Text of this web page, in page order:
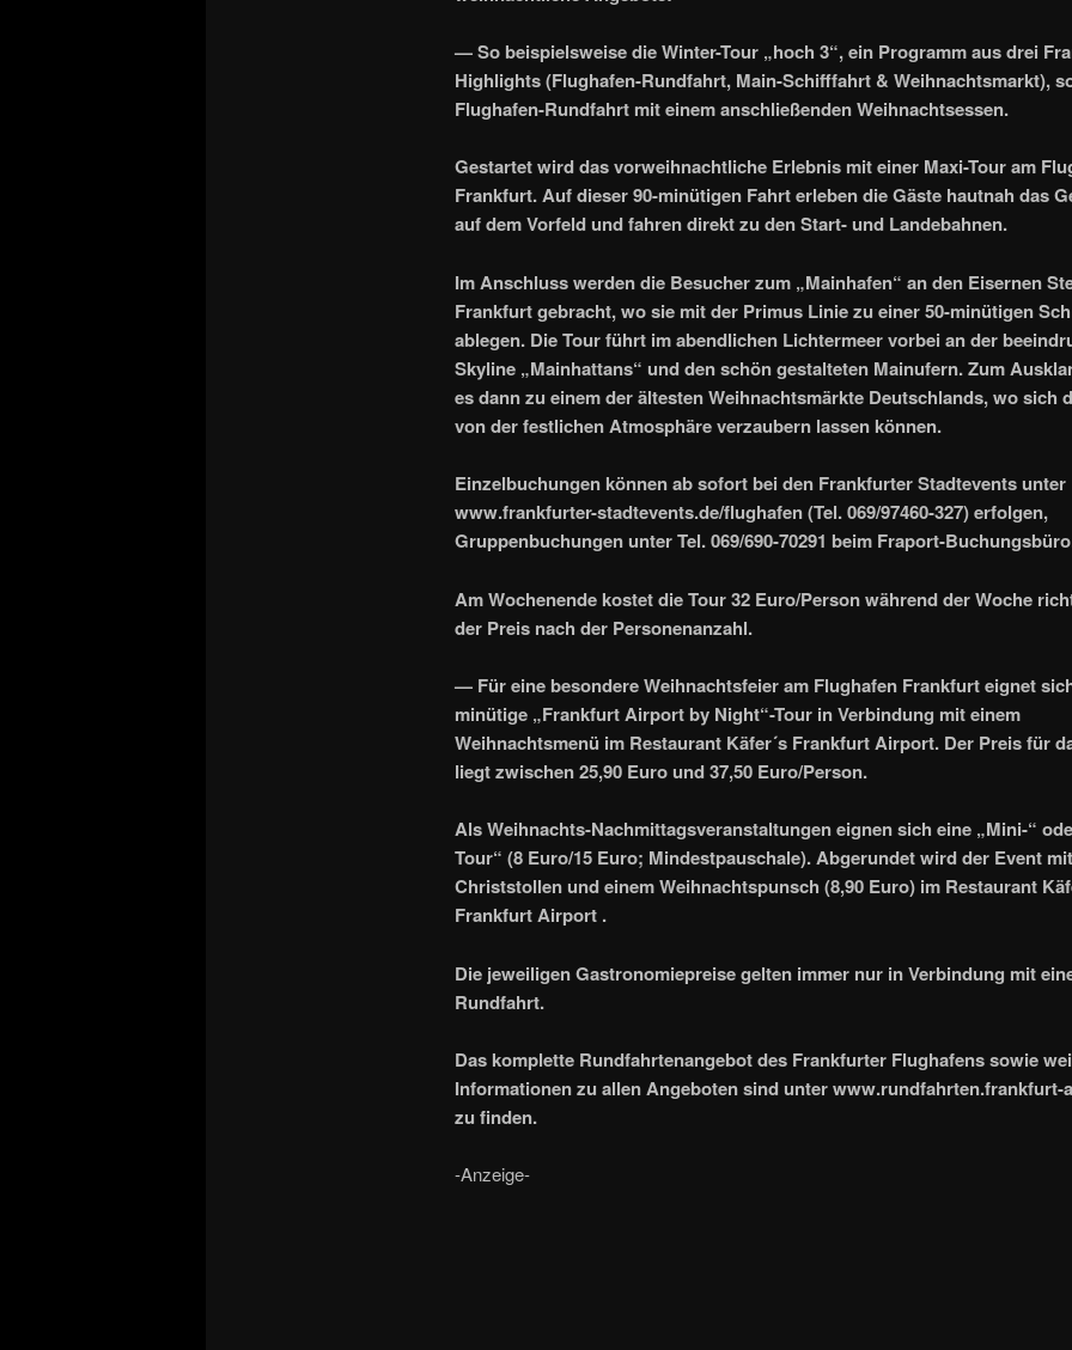
— So beispielsweise die Winter-Tour „hoch 3“, ein Programm aus drei
Highlights (Flughafen-Rundfahrt, Main-Schifffahrt & Weihnachtsmarkt),
Flughafen-Rundfahrt mit einem anschließenden Weihnachtsessen.
Gestartet wird das vorweihnachtliche Erlebnis mit einer Maxi-Tour am
Frankfurt. Auf dieser 90-minütigen Fahrt erleben die Gäste hautnah das
auf dem Vorfeld und fahren direkt zu den Start- und Landebahnen.
Im Anschluss werden die Besucher zum „Mainhafen“ an den Eisernen
Frankfurt gebracht, wo sie mit der Primus Linie zu einer 50-minütigen
ablegen. Die Tour führt im abendlichen Lichtermeer vorbei an der
Skyline „Mainhattans“ und den schön gestalteten Mainufern. Zum
es dann zu einem der ältesten Weihnachtsmärkte Deutschlands, wo sich
von der festlichen Atmosphäre verzaubern lassen können.
Einzelbuchungen können ab sofort bei den Frankfurter Stadtevents unter
www.frankfurter-stadtevents.de/flughafen (Tel. 069/97460-327) erfolgen,
Gruppenbuchungen unter Tel. 069/690-70291 beim Fraport-
Am Wochenende kostet die Tour 32 Euro/Person während der Woche
der Preis nach der Personenanzahl.
— Für eine besondere Weihnachtsfeier am Flughafen Frankfurt eignet
minütige „Frankfurt Airport by Night“-Tour in Verbindung mit einem
Weihnachtsmenü im Restaurant Käfer´s Frankfurt Airport. Der Preis für
liegt zwischen 25,90 Euro und 37,50 Euro/Person.
Als Weihnachts-Nachmittagsveranstaltungen eignen sich eine „Mini-“
Tour“ (8 Euro/15 Euro; Mindestpauschale). Abgerundet wird der Event
Christstollen und einem Weihnachtspunsch (8,90 Euro) im Restaurant
Frankfurt Airport .
Die jeweiligen Gastronomiepreise gelten immer nur in Verbindung mit
Rundfahrt.
Das komplette Rundfahrtenangebot des Frankfurter Flughafens sowie
Informationen zu allen Angeboten sind unter www.rundfahrten.frankfurt-
zu finden.
-Anzeige-